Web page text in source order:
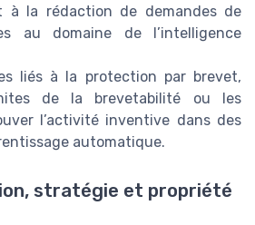
à la rédaction de demandes de
au domaine de l’intelligence
liés à la protection par brevet,
de la brevetabilité ou les
l’activité inventive dans des
automatique.
stratégie et propriété